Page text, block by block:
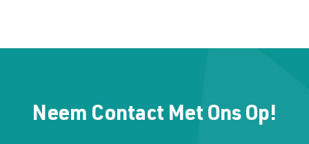
Neem Contact Met Ons Op!